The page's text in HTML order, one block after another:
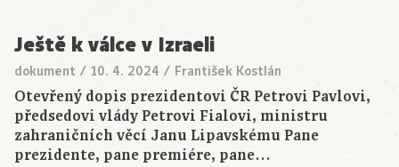
Ještě k válce v Izraeli
dokument / 10. 4. 2024 / František Kostlán
Otevřený dopis prezidentovi ČR Petrovi Pavlovi,
předsedovi vlády Petrovi Fialovi, ministru
zahraničních věcí Janu Lipavskému Pane
prezidente, pane premiére, pane…